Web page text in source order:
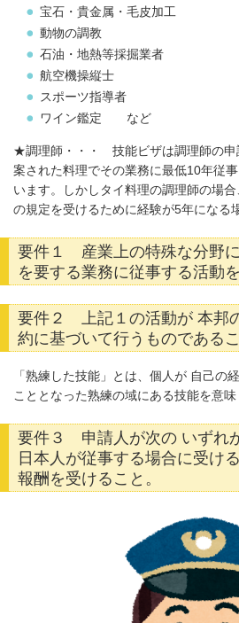
宝石・貴金属・毛皮加工
動物の調教
石油・地熱等採掘業者
航空機操縦士
スポーツ指導者
ワイン鑑定 など
★調理師・・・ 技能ビザは調理師の申
案された料理でその業務に最低10年従
います。しかしタイ料理の調理師の場
の規定を受けるために経験が5年になる
要件１ 産業上の特殊な分野
を要する業務に従事する活動
要件２ 上記１の活動が 本邦
約に基づいて行うものであるこ
「熟練した技能」とは、個人が 自己の
こととなった熟練の域にある技能を意味
要件３ 申請人が次の いずれ
日本人が従事する場合に受け
報酬を受けること。